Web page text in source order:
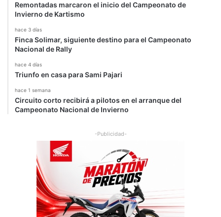
Remontadas marcaron el inicio del Campeonato de
Invierno de Kartismo
hace 3 días
Finca Solimar, siguiente destino para el Campeonato
Nacional de Rally
hace 4 días
Triunfo en casa para Sami Pajari
hace 1 semana
Circuito corto recibirá a pilotos en el arranque del
Campeonato Nacional de Invierno
-Publicidad-